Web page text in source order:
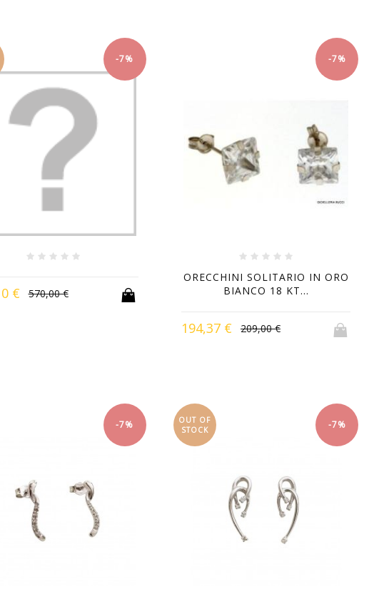
-7%
€ 570,00 €
-7%
ORECCHINI SOLITARIO IN ORO
BIANCO 18 KT...
194,37 € 209,00 €
-7%
OUT OF
STOCK
-7%